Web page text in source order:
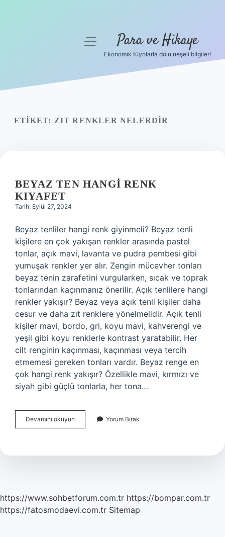
Yasal Uyarı
menüyü
Para ve Hikaye
Ekonomik tüyolarla dolu neşeli bilgiler!
ETIKET: ZIT RENKLER NELERDIR
BEYAZ TEN HANGI RENK
KIYAFET
Tarih: Eylül 27, 2024
Beyaz tenliler hangi renk giyinmeli? Beyaz tenli
kişilere en çok yakışan renkler arasında pastel
tonlar, açık mavi, lavanta ve pudra pembesi gibi
yumuşak renkler yer alır. Zengin mücevher tonları
beyaz tenin zarafetini vurgularken, sıcak ve toprak
tonlarından kaçınmanız önerilir. Açık tenlilere hangi
renkler yakışır? Beyaz veya açık tenli kişiler daha
cesur ve daha zıt renklere yönelmelidir. Açık tenli
kişiler mavi, bordo, gri, koyu mavi, kahverengi ve
yeşil gibi koyu renklerle kontrast yaratabilir. Her
cilt renginin kaçınması, kaçınması veya tercih
etmemesi gereken tonları vardır. Beyaz renge en
çok hangi renk yakışır? Özellikle mavi, kırmızı ve
siyah gibi güçlü tonlarla, her tona…
Devamını okuyun
Ten
Kıyafet
Yorum Bırak
https://www.sohbetforum.com.tr https://bompar.com.tr
https://fatosmodaevi.com.tr Sitemap